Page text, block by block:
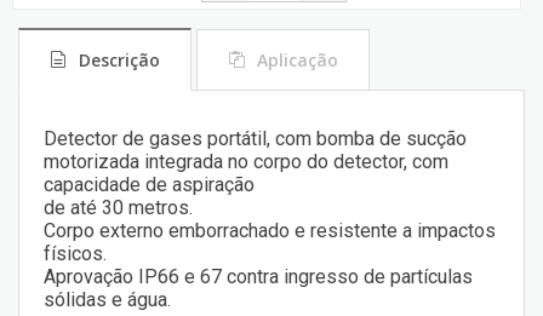
Descrição Aplicação
Detector de gases portátil, com bomba de sucção
motorizada integrada no corpo do detector, com
capacidade de aspiração
de até 30 metros.
Corpo externo emborrachado e resistente a impactos
físicos.
Aprovação IP66 e 67 contra ingresso de partículas
sólidas e água.